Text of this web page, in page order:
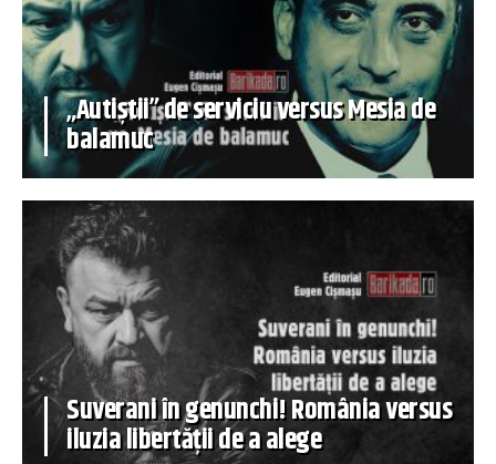
„Autiștii” de serviciu versus Mesia de
balamuc
Suverani în genunchi! România versus
iluzia libertății de a alege